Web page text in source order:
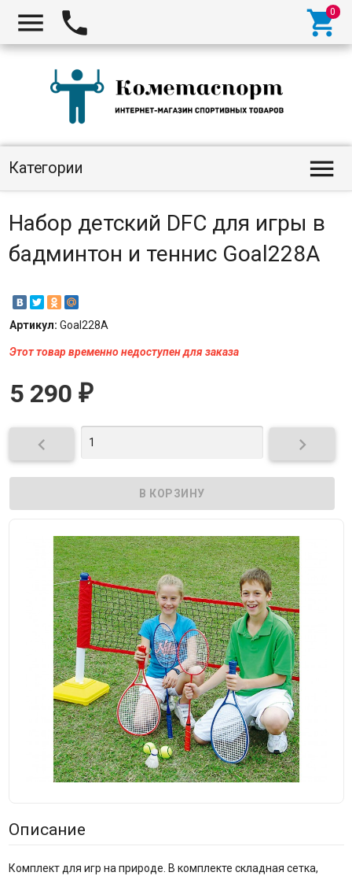
  
Категории 
Набор детский DFC для игры в
бадминтон и теннис Goal228A
Артикул: Goal228A
Этот товар временно недоступен для заказа
5 290 ₽
 
Описание
Комплект для игр на природе. В комплекте складная сетка,